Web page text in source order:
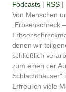
Deezer
RSS
YouTube
RSS FEED
LINK
EMBED
Podcasts | RSS |
Von Menschen
„Erbsenschreck
denen wir
schließlich
zum einen der
Schlachthäuser“
Erfreulich viele